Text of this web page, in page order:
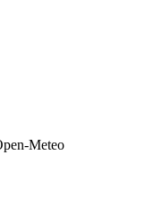
Meteo